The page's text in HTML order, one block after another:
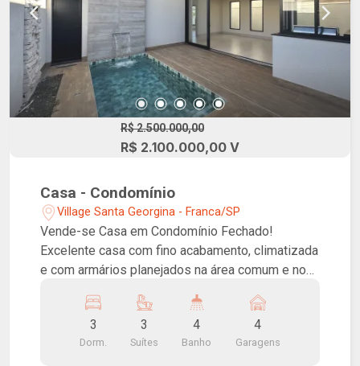
R$ 2.500.000,00
R$ 2.100.000,00 V
Casa - Condomínio
Village Santa Georgina - Franca/SP
Vende-se Casa em Condomínio Fechado!
Excelente casa com fino acabamento, climatizada
e com armários planejados na área comum e nos
espaço para closet, escritório, sala, cozinha com
ilha, cooktop e coifa, churrasqueira, despensa,
banheiro social, piscina com cascata e garagem
3
Dorm.
3
Suítes
4
Banho
4
Garagens